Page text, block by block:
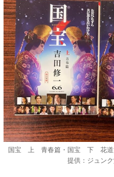
国宝 上 青春篇・国宝 下 花道
提供：ジュンク